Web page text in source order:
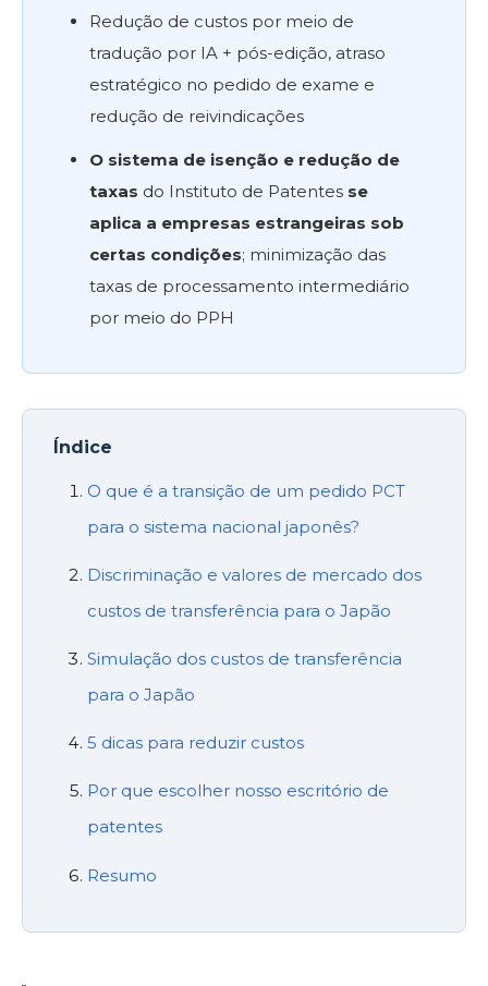
Redução de custos por meio de
tradução por IA + pós-edição, atraso
estratégico no pedido de exame e
redução de reivindicações
O sistema de isenção e redução de
taxas do Instituto de Patentes se
aplica a empresas estrangeiras sob
certas condições; minimização das
taxas de processamento intermediário
por meio do PPH
Índice
O que é a transição de um pedido PCT
para o sistema nacional japonês?
Discriminação e valores de mercado dos
custos de transferência para o Japão
Simulação dos custos de transferência
para o Japão
5 dicas para reduzir custos
Por que escolher nosso escritório de
patentes
Resumo